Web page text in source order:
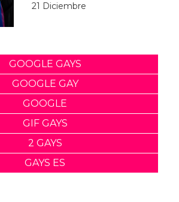
21 Diciembre
GOOGLE GAYS
GOOGLE GAY
GOOGLE
GIF GAYS
2 GAYS
GAYS ES